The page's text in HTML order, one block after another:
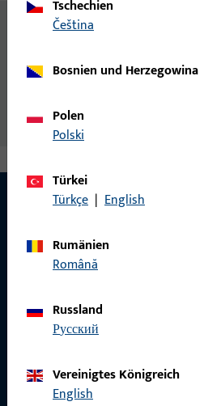
Inhalt
Zusatzinformationen
KONTAKT
Wir helfen Ihnen gern!
Haben Sie Fragen oder wünschen Sie
Wir sind gerne für Sie da – schnell,
Tschechien
čeština
Bosnien und Herzegowina
Polen
Polski
Türkei
Türkçe | English
Rumänien
Română
Russland
русский
Vereinigtes Königreich
English